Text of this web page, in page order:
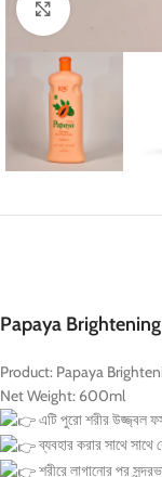
Papaya
Product: Papaya
Net Weight: 600ml
এটি পুরো শরীর উজ্জ্বল
ব্যবহার করার সাথে সাথে
শরীরে লাগানোর পর